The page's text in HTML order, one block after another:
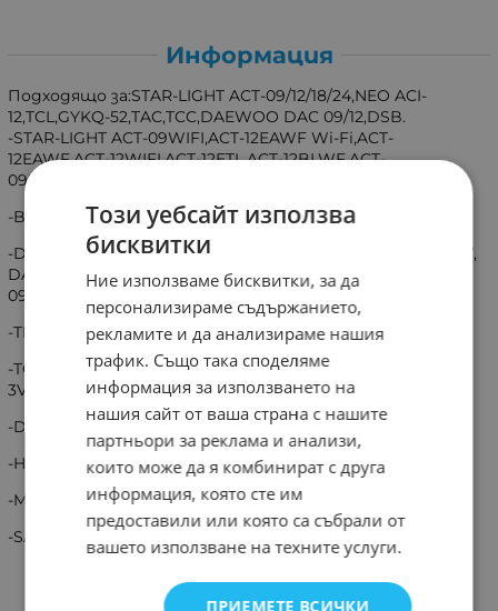
Информация
Подходящо за:STAR-LIGHT ACT-09/12/18/24,NEO ACI-
12,TCL,GYKQ-52,TAC,TCC,DAEWOO DAC 09/12,DSB.
-STAR-LIGHT ACT-09WIFI,ACT-12EAWF Wi-Fi,ACT-
12EAWF,ACT-12WIFI,ACT-12ETL,ACT-12BLWF,ACT-
09BLWF,ACT-24WIFI, ACT-18WIFI, ACT-12WIFI, ACT-09WIFI.
-BE COOL BC24SK2001W
-DAEWOO DAC-09CHSDW, DAC-12CHSDW, DAC 12CHSDW,
DAC-09CHSDW , DSB-F1281ELH-V, BC24SK2001W, DAC-
09CHSDW, DAC-12CHSDW, DSB-F1234ELH-V
-TECHNO TW09IT,
-TCL TAC-12HRIA/E1, TCC-24D2HRA/U, GYKQ-52, GYKQ-52E,
3VDC-AC, GYKQ52
-DSC-1295FL,VE-145,
-HDF-GDJ AC-145 AA
-MARQ 145
-SANSUI 145
Този уебсайт използва
бисквитки
Ние използваме бисквитки, за да
персонализираме съдържанието,
рекламите и да анализираме нашия
трафик. Също така споделяме
информация за използването на
нашия сайт от ваша страна с нашите
партньори за реклама и анализи,
които може да я комбинират с друга
информация, която сте им
предоставили или която са събрали от
вашето използване на техните услуги.
ПРИЕМЕТЕ ВСИЧКИ